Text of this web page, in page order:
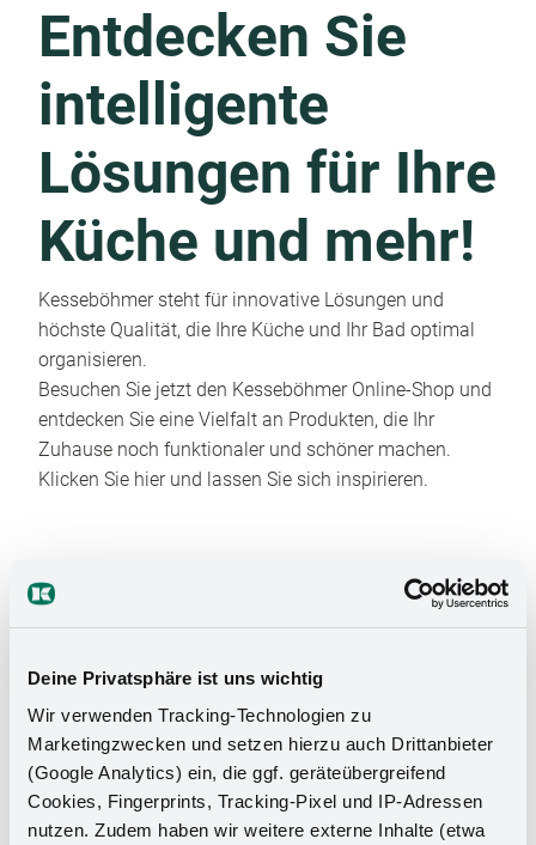
Deine Privatsphäre ist uns wichtig
Wir verwenden Tracking-Technologien zu
Marketingzwecken und setzen hierzu auch Drittanbieter
(Google Analytics) ein, die ggf. geräteübergreifend
Cookies, Fingerprints, Tracking-Pixel und IP-Adressen
nutzen. Zudem haben wir weitere externe Inhalte (etwa
Entdecken Sie
intelligente
Lösungen für Ihre
Küche und mehr!
Kesseböhmer steht für innovative Lösungen und
höchste Qualität, die Ihre Küche und Ihr Bad optimal
organisieren.
Besuchen Sie jetzt den Kesseböhmer Online-Shop und
entdecken Sie eine Vielfalt an Produkten, die Ihr
Zuhause noch funktionaler und schöner machen.
Klicken Sie hier und lassen Sie sich inspirieren.
Das Stauraumwunder für Ihr
Badezimmer